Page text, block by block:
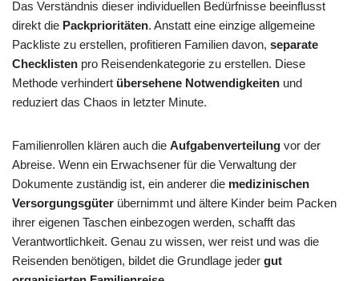
Das Verständnis dieser individuellen Bedürfnisse beeinflusst
direkt die Packprioritäten. Anstatt eine einzige allgemeine
Packliste zu erstellen, profitieren Familien davon, separate
Checklisten pro Reisendenkategorie zu erstellen. Diese
Methode verhindert übersehene Notwendigkeiten und
reduziert das Chaos in letzter Minute.
Familienrollen klären auch die Aufgabenverteilung vor der
Abreise. Wenn ein Erwachsener für die Verwaltung der
Dokumente zuständig ist, ein anderer die medizinischen
Versorgungsgüter übernimmt und ältere Kinder beim Packen
ihrer eigenen Taschen einbezogen werden, schafft das
Verantwortlichkeit. Genau zu wissen, wer reist und was die
Reisenden benötigen, bildet die Grundlage jeder gut